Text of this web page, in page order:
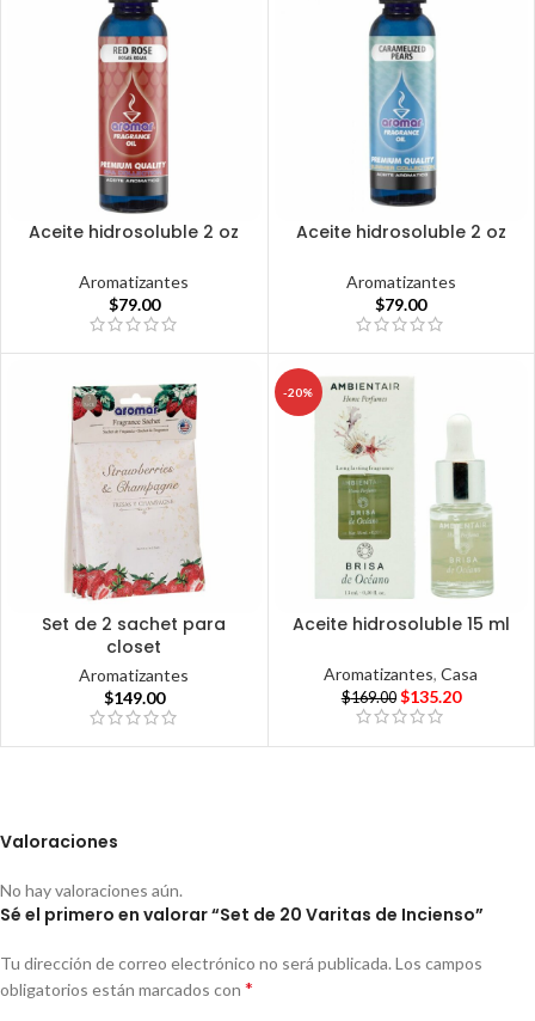
Aceite hidrosoluble 2 oz
Aromatizantes
$79.00
Aceite hidrosoluble 2 oz
Aromatizantes
$79.00
Set de 2 sachet para
closet
Aromatizantes
$149.00
-20%
Aceite hidrosoluble 15 ml
Aromatizantes,Casa
$169.00 $135.20
Valoraciones
No hay valoraciones aún.
Sé el primero en valorar “Set de 20 Varitas de Incienso”
Tu dirección de correo electrónico no será publicada. Los campos
obligatorios están marcados con *